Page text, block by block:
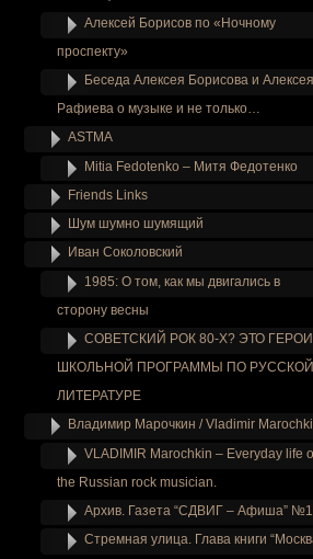
Алексей Борисов по «Ночному
проспекту»
Беседа Алексея Борисова и Алексея
Рафиева о музыке и не только…
ASTMA
Mitia Fedotenko – Митя Федотенко
Friends Links
Шум шумно шумящий
Иван Соколовский
1985: О том, как мы двигались в
сторону весны
СОВЕТСКИЙ РОК 80-Х? ЭТО ГЕРОИ
ШКОЛЬНОЙ ПРОГРАММЫ ПО РУССКОЙ
ЛИТЕРАТУРЕ
Владимир Марочкин / Vladimir
VLADIMIR Marochkin – Everyday life
the Russian rock musician.
Архив. Газета “СДВИГ – Афиша”
Стремная улица. Глава книги